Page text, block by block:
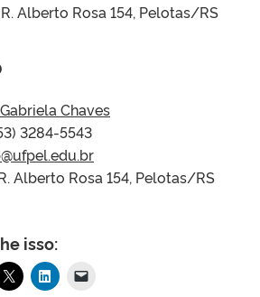
Alberto Rosa 154, Pelotas/RS
Gabriela Chaves
3284-5543
Alberto Rosa 154, Pelotas/RS
isso: